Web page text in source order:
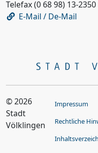
Telefax (0 68 98) 13-2350
E-Mail / De-Mail
© 2026
Stadt
Völklingen
Impressum
Rechtliche